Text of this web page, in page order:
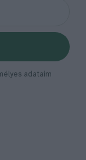
adataim